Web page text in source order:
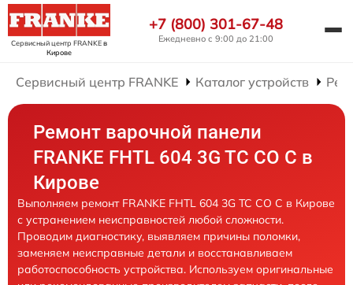
Сервисный центр FRANKEв
Кирове
+7 (800) 301-67-48
Ежедневно с 9:00 до 21:00
Сервисный центр FRANKE Каталог устройств
Ремонт варочной панели
FRANKE FHTL 604 3G TC CO C в
Кирове
Выполняем ремонт FRANKE FHTL 604 3G TC CO C в Кирове
с устранением неисправностей любой сложности.
Проводим диагностику, выявляем причины поломки,
заменяем неисправные детали и восстанавливаем
работоспособность устройства. Используем оригинальные